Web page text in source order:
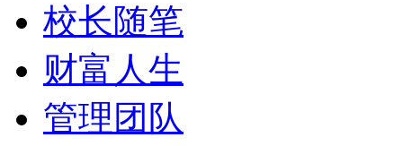
校长随笔
财富人生
管理团队